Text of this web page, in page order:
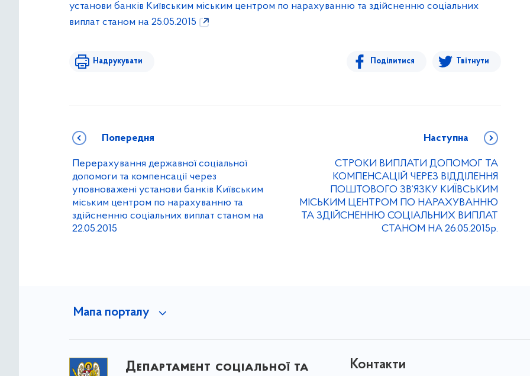
установи банків Київським міським центром по нарахуванню та здійсненню соціальних
виплат станом на 25.05.2015
Надрукувати Поділитися Твітнути
Попередня
Перерахування державної соціальної
допомоги та компенсації через
уповноважені установи банків Київським
міським центром по нарахуванню та
здійсненню соціальних виплат станом на
22.05.2015
Наступна
СТРОКИ ВИПЛАТИ ДОПОМОГ ТА
КОМПЕНСАЦІЙ ЧЕРЕЗ ВІДДІЛЕННЯ
ПОШТОВОГО ЗВ’ЯЗКУ КИЇВСЬКИМ
МІСЬКИМ ЦЕНТРОМ ПО НАРАХУВАННЮ
ТА ЗДІЙСНЕННЮ СОЦІАЛЬНИХ ВИПЛАТ
СТАНОМ НА 26.05.2015р.
Мапа порталу
Департамент соціальної та Контакти